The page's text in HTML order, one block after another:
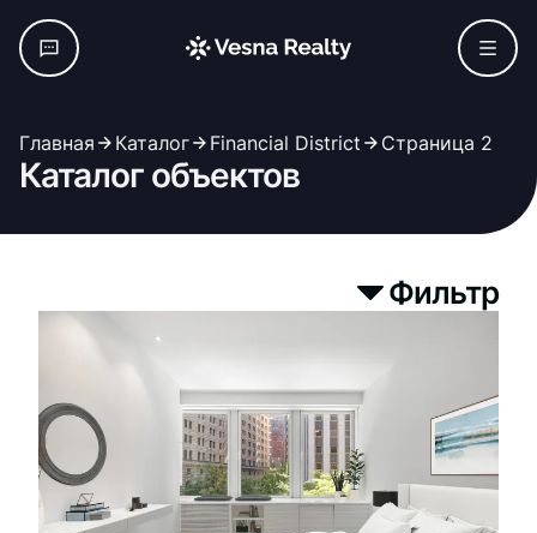
Главная Каталог Financial District Страница 2
Каталог объектов
Фильтр